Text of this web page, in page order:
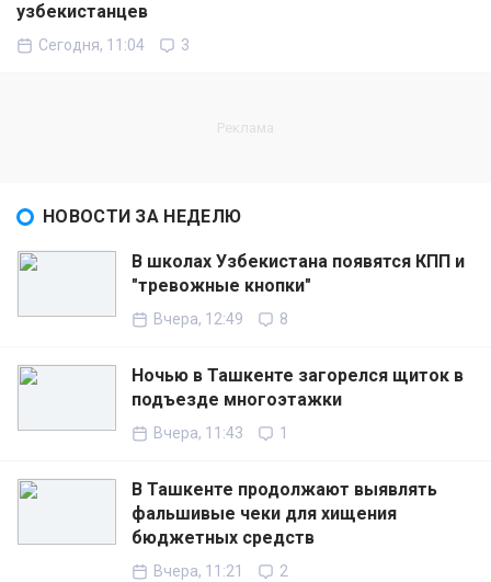
узбекистанцев
Сегодня, 11:04 3
НОВОСТИ ЗА НЕДЕЛЮ
В школах Узбекистана появятся КПП и
"тревожные кнопки"
Вчера, 12:49 8
Ночью в Ташкенте загорелся щиток в
подъезде многоэтажки
Вчера, 11:43 1
В Ташкенте продолжают выявлять
фальшивые чеки для хищения
бюджетных средств
Вчера, 11:21 2